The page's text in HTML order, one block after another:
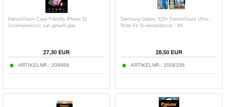
PanzerGlass Case Friendly iPhone 11
Screenprotector van gehard glas
27,30EUR
ARTIKELNR.: 209968
Samsung Galaxy S25+ PanzerGlass Ultra-
Wide Fit Screenprotector - 9H
28,50EUR
ARTIKELNR.: 2006336